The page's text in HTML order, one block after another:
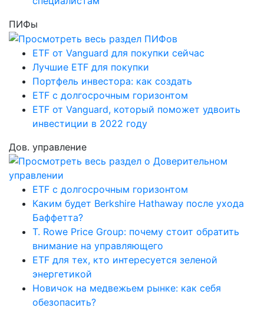
ПИФы
ETF от Vanguard для покупки сейчас
Лучшие ETF для покупки
Портфель инвестора: как создать
ETF с долгосрочным горизонтом
ETF от Vanguard, который поможет удвоить
инвестиции в 2022 году
Дов. управление
ETF с долгосрочным горизонтом
Каким будет Berkshire Hathaway после ухода
Баффетта?
T. Rowe Price Group: почему стоит обратить
внимание на управляющего
ETF для тех, кто интересуется зеленой
энергетикой
Новичок на медвежьем рынке: как себя
обезопасить?